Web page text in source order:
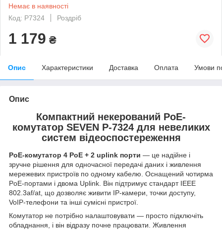
Немає в наявності
Код: P7324
Роздріб
1 179 ₴
Опис Характеристики Доставка Оплата Умови
Опис
Компактний некерований PoE-
комутатор SEVEN P-7324 для невеликих
систем відеоспостереження
PoE-комутатор 4 PoE + 2 uplink порти — це надійне і
зручне рішення для одночасної передачі даних і живлення
мережевих пристроїв по одному кабелю. Оснащений чотирма
PoE-портами і двома Uplink. Він підтримує стандарт IEEE
802.3af/at, що дозволяє живити IP-камери, точки доступу,
VoIP-телефони та інші сумісні пристрої.
Комутатор не потрібно налаштовувати — просто підключіть
обладнання, і він відразу почне працювати. Живлення